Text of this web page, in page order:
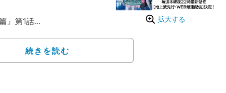
拡大する
』第1話
累計発行部数1700万部を突
ノベルが原作。広大な地下
続きを読む